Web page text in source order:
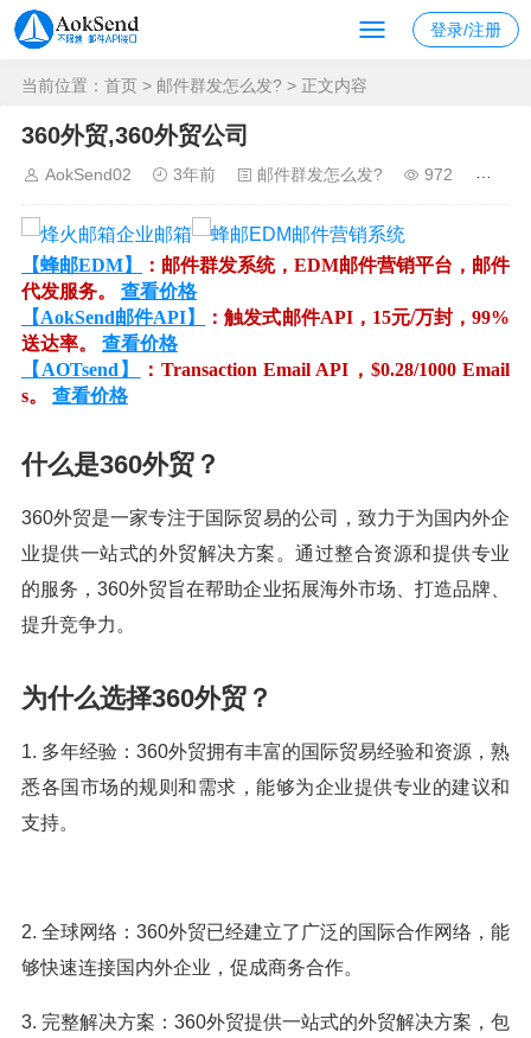
登录/注册
当前位置： 首页 > 邮件群发怎么发? > 正文内容
360外贸,360外贸公司
AokSend02 3年前 邮件群发怎么发? 972
【蜂邮EDM】
：邮件群发系统，EDM邮件营销平台，邮件
代发服务。 查看价格
【AokSend邮件API】
：触发式邮件API，15元/万封，99%
送达率。 查看价格
【AOTsend】
：Transaction Email API，$0.28/1000 Email
s。 查看价格
什么是360外贸？
360外贸是一家专注于国际贸易的公司，致力于为国内外企
业提供一站式的外贸解决方案。通过整合资源和提供专业
的服务，360外贸旨在帮助企业拓展海外市场、打造品牌、
提升竞争力。
为什么选择360外贸？
1. 多年经验：360外贸拥有丰富的国际贸易经验和资源，熟
悉各国市场的规则和需求，能够为企业提供专业的建议和
支持。
2. 全球网络：360外贸已经建立了广泛的国际合作网络，能
够快速连接国内外企业，促成商务合作。
3. 完整解决方案：360外贸提供一站式的外贸解决方案，包